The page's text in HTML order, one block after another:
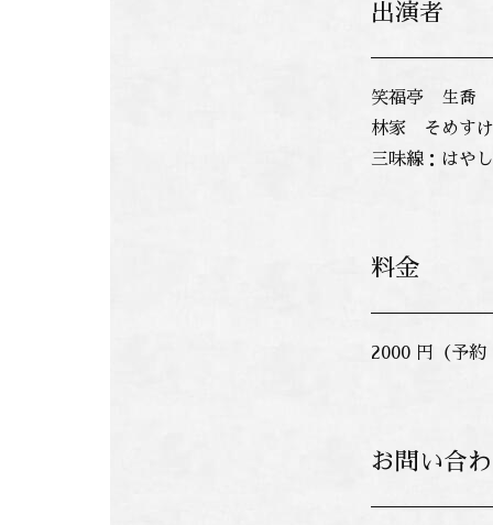
出演者
笑福亭 生喬
林家 そめすけ
三味線：はや
料金
2000 円（予
お問い合